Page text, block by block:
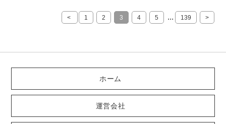
< 1 2 3 4 5 ... 139 >
ホーム
運営会社